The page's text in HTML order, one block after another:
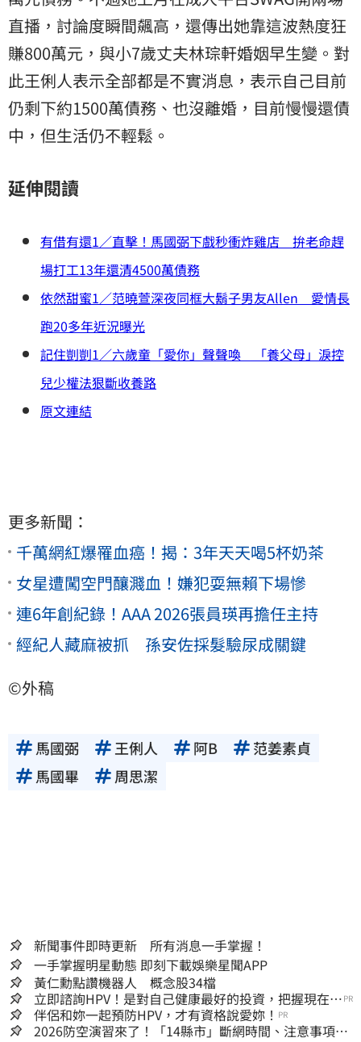
直播，討論度瞬間飆高，還傳出她靠這波熱度狂
賺800萬元，與小7歲丈夫林琮軒婚姻早生變。對
此王俐人表示全部都是不實消息，表示自己目前
仍剩下約1500萬債務、也沒離婚，目前慢慢還債
中，但生活仍不輕鬆。
延伸閱讀
有借有還1／直擊！馬國弼下戲秒衝炸雞店 拚老命趕
場打工13年還清4500萬債務
依然甜蜜1／范曉萱深夜同框大鬍子男友Allen 愛情長
跑20多年近況曝光
記住剴剴1／六歲童「愛你」聲聲喚 「養父母」淚控
兒少權法狠斷收養路
原文連結
更多新聞：
千萬網紅爆罹血癌！揭：3年天天喝5杯奶茶
女星遭闖空門釀濺血！嫌犯耍無賴下場慘
連6年創紀錄！AAA 2026張員瑛再擔任主持
經紀人藏麻被抓 孫安佐採髮驗尿成關鍵
©外稿
馬國弼 王俐人 阿B
范姜素貞
馬國畢
周思潔
新聞事件即時更新 所有消息一手掌握！
一手掌握明星動態 即刻下載娛樂星聞APP
黃仁勳點讚機器人 概念股34檔
立即諮詢HPV！是對自己健康最好的投資，把握現在不
嫌晚！
PR
伴侶和妳一起預防HPV，才有資格說愛妳！ PR
2026防空演習來了！「14縣市」斷網時間、注意事項一